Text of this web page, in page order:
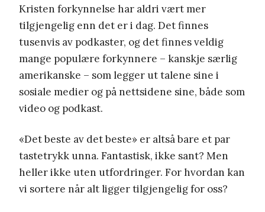
Kristen forkynnelse har aldri vært mer
tilgjengelig enn det er i dag. Det finnes
tusenvis av podkaster, og det finnes veldig
mange populære forkynnere – kanskje særlig
amerikanske – som legger ut talene sine i
sosiale medier og på nettsidene sine, både som
video og podkast.
«Det beste av det beste» er altså bare et par
tastetrykk unna. Fantastisk, ikke sant? Men
heller ikke uten utfordringer. For hvordan kan
vi sortere når alt ligger tilgjengelig for oss?